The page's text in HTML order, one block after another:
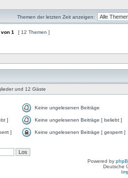
Themen der letzten Zeit anzeigen:
von 1 [ 12 Themen ]
und 12 Gäste
Keine ungelesenen Beiträge
] Keine ungelesenen Beiträge [ beliebt ]
] Keine ungelesenen Beiträge [ gesperrt ]
Powered by
Deutsche